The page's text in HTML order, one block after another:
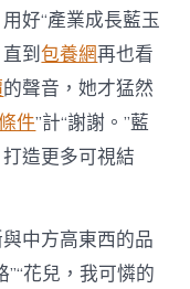
好“產業成長藍玉
到包養網再也看
的聲音，她才猛然
件”計“謝謝。”藍
造更多可視結
中方高東西的品
”“花兒，我可憐的